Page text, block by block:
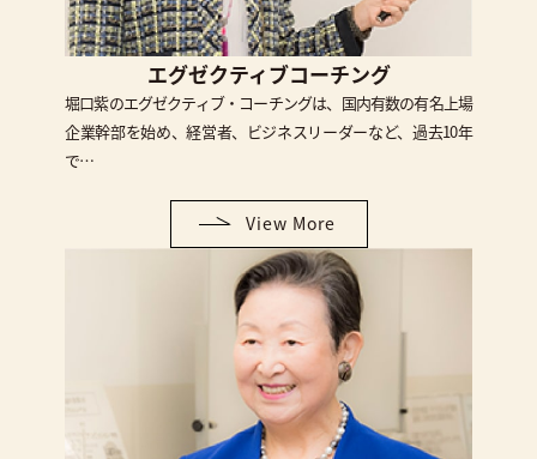
エグゼクティブコーチング
堀口紫のエグゼクティブ・コーチングは、国内有数の有名上場
企業幹部を始め、経営者、ビジネスリーダーなど、過去10年
で…
View More